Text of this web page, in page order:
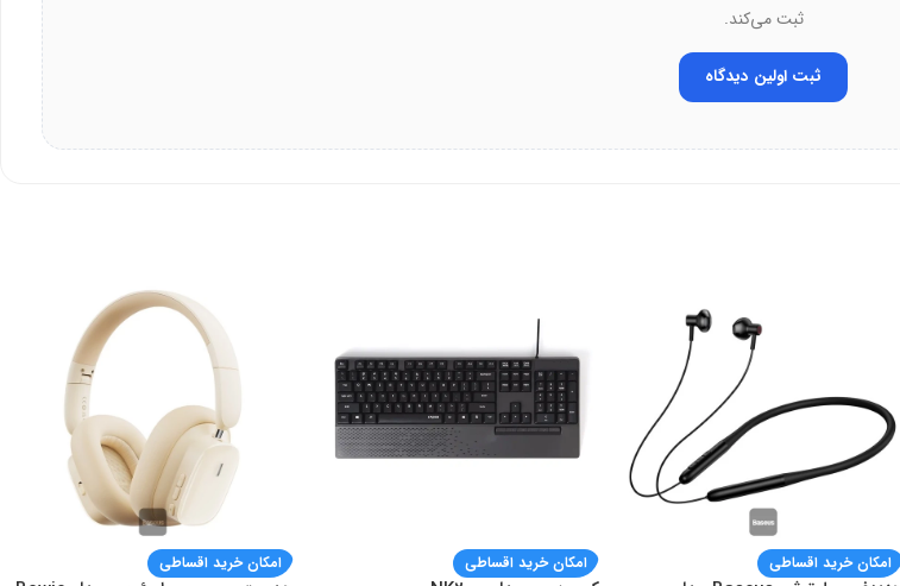
ثبت می‌کند.
ثبت اولین دیدگاه
امکان خرید اقساطی امکان خرید اقساطی امکان خرید اقساطی